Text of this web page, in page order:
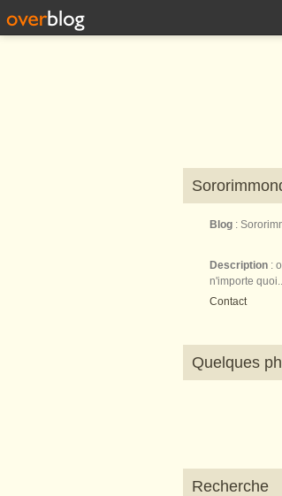
Blog :
Description :
n'importe
Contact
Quelques
Recherche